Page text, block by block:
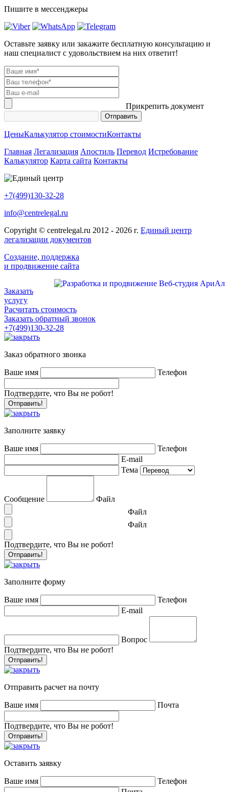
Пишите в мессенджеры
Оставьте заявку или закажите бесплатную консультацию и
наш специалист с удовольствием на них ответит!
Прикрепить документ
ЦеныКалькулятор стоимостиКонтакты
Главная Легализация Апостиль Перевод Истребование
Калькулятор Карта сайта Контакты
+7(499)130-32-28
info@centrelegal.ru
Copyright © centrelegal.ru 2012 - 2026 г. Единый центр
легализации документов
Создание, поддержка
и продвижение сайта
Заказать
услугу
Расчитать стоимость
Заказать обратный звонок
+7(499)130-32-28
Заказ обратного звонка
Ваше имя Телефон
Подтвердите, что Вы не робот!
Заполните заявку
Ваше имя
Телефон
E-mail
Тема
Сообщение
Файл
Файл
Файл
Подтвердите, что Вы не робот!
Заполните форму
Ваше имя
Телефон
E-mail
Вопрос
Подтвердите, что Вы не робот!
Отправить расчет на почту
Ваше имя Почта
Подтвердите, что Вы не робот!
Оставить заявку
Ваше имя
Телефон